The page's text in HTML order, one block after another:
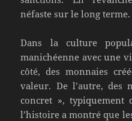
néfaste sur le long terme.
Dans la culture
manichéenne avec une
côté, des monnaies
valeur. De l’autre, des
concret », typiquement
l’histoire a montré que